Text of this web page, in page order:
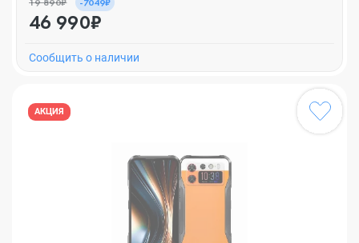
46 990₽
Cообщить о наличии
АКЦИЯ